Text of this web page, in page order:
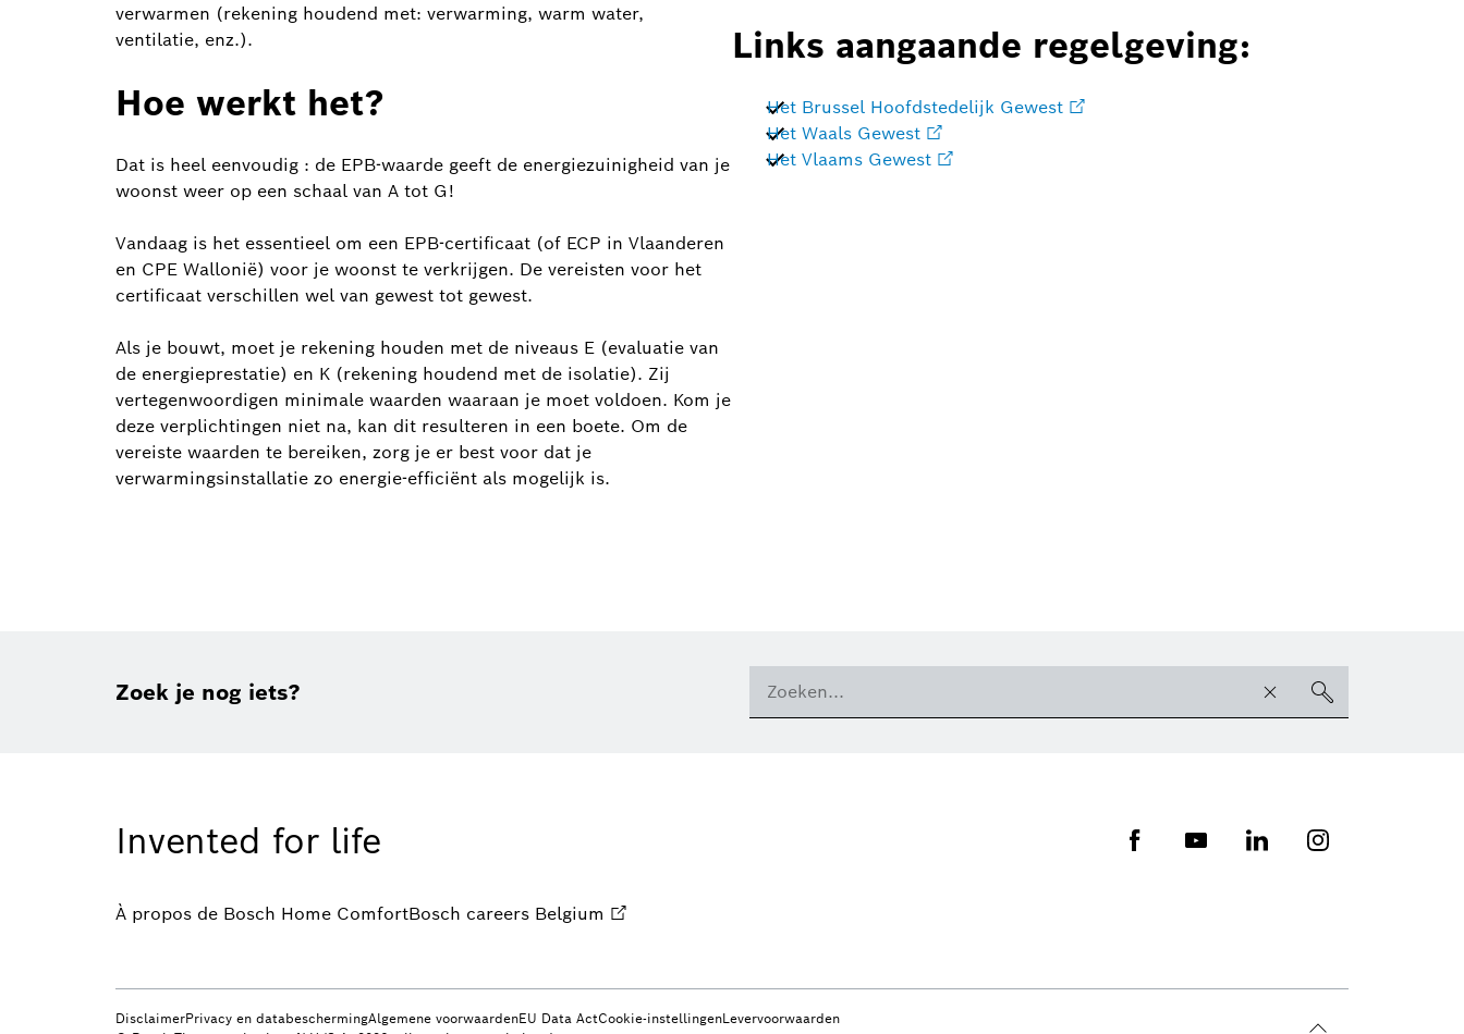
verwarmen (rekening houdend met: verwarming, warm water,
ventilatie, enz.).
Hoe werkt het?
Dat is heel eenvoudig : de EPB-waarde geeft de energiezuinigheid van je
woonst weer op een schaal van A tot G!
Vandaag is het essentieel om een EPB-certificaat (of ECP in Vlaanderen
en CPE Wallonië) voor je woonst te verkrijgen. De vereisten voor het
certificaat verschillen wel van gewest tot gewest.
Als je bouwt, moet je rekening houden met de niveaus E (evaluatie van
de energieprestatie) en K (rekening houdend met de isolatie). Zij
vertegenwoordigen minimale waarden waaraan je moet voldoen. Kom je
deze verplichtingen niet na, kan dit resulteren in een boete. Om de
vereiste waarden te bereiken, zorg je er best voor dat je
verwarmingsinstallatie zo energie-efficiënt als mogelijk is.
Links aangaande regelgeving:
Het Brussel Hoofdstedelijk Gewest
Het Waals Gewest
Het Vlaams Gewest
Zoek je nog iets?
Invented for life
À propos de Bosch Home ComfortBosch careers Belgium
DisclaimerPrivacy en databeschermingAlgemene voorwaardenEU Data ActCookie-instellingenLevervoorwaarden